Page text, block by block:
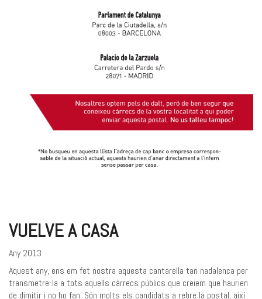
VUELVE A CASA
Any 2013
Aquest any, ens em fet nostra aquesta cantarella tan nadalenca per
transmetre-la a tots aquells càrrecs públics que creiem que haurien
de dimitir i no ho fan. Són molts els candidats a rebre la postal, així